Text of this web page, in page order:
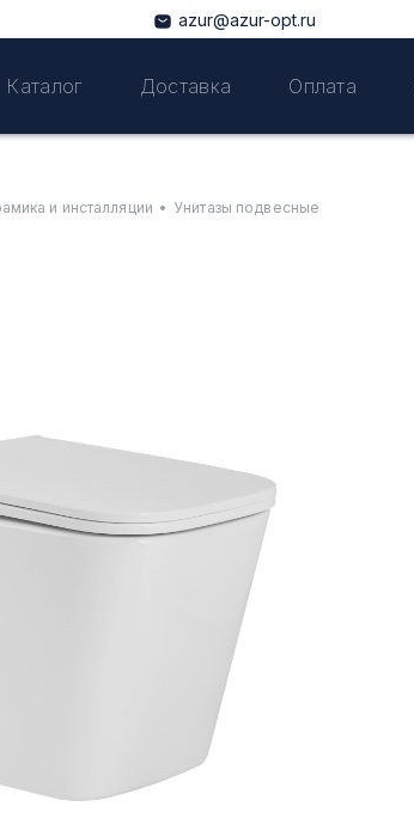
azur@azur-opt.ru
Каталог Доставка Оплата
и инсталляции • Унитазы подвесные